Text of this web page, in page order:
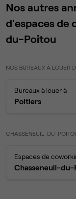
Nos autres
d'espaces de
du-Poitou
NOS BUREAUX À LOUER
Bureaux à louer à
Poitiers
CHASSENEUIL-DU-
Espaces de
Chasseneuil-du-